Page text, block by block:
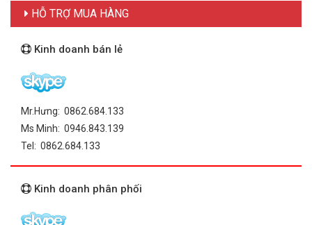
HỖ TRỢ MUA HÀNG
Kinh doanh bán lẻ
Mr.Hưng: 0862.684.133
Ms Minh: 0946.843.139
Tel: 0862.684.133
Kinh doanh phân phối